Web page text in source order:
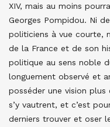
XIV, mais au moins
Georges Pompidou. Ni
politiciens à vue courte,
de la France et de son
politique au sens noble
longuement observé et
posséder une vision
s’y vautrent, et c’est
derniers trouver et oser